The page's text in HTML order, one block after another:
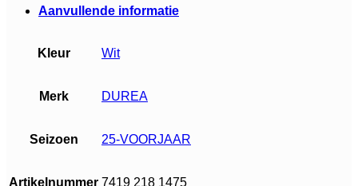
Aanvullende informatie
Kleur Wit
Merk DUREA
Seizoen 25-VOORJAAR
Artikelnummer 7419 218 1475